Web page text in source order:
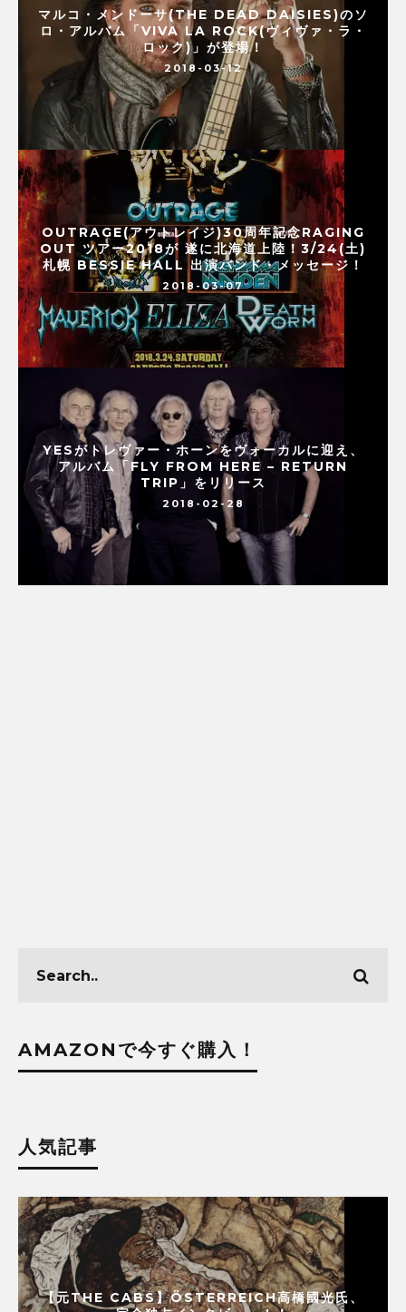
マルコ・メンドーサ(THE DEAD DAISIES)のソ
ロ・アルバム「VIVA LA ROCK(ヴィヴァ・ラ・
ロック)」が登場！
2018-03-12
OUTRAGE(アウトレイジ)30周年記念RAGING
OUT ツアー2018が 遂に北海道上陸！3/24(土)
札幌 BESSIE HALL 出演バンド・メッセージ！
2018-03-07
YESがトレヴァー・ホーンをヴォーカルに迎え、
アルバム「FLY FROM HERE – RETURN
TRIP」をリリース
2018-02-28
AMAZONで今すぐ購入！
人気記事
【元THE CABS】ÖSTERREICH高橋國光氏、